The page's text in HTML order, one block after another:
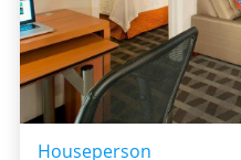
Houseperson